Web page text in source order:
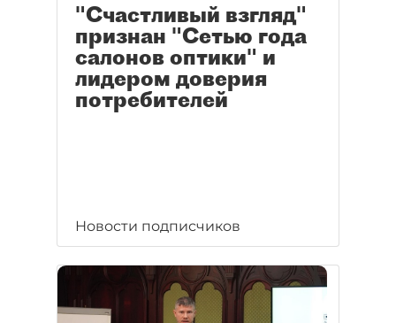
"Счастливый взгляд"
признан "Сетью года
салонов оптики" и
лидером доверия
потребителей
Новости подписчиков